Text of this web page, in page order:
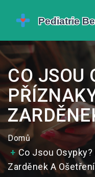
CO JSOU
Domů
Co Jsou
Zarděnek A Ošetření